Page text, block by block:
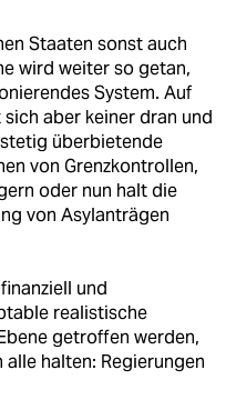
Staaten sonst auch
wird weiter so getan,
System. Auf
aber keiner dran und
überbietende
von Grenzkontrollen,
oder nun halt die
von Asylanträgen
und
realistische
getroffen werden,
halten: Regierungen